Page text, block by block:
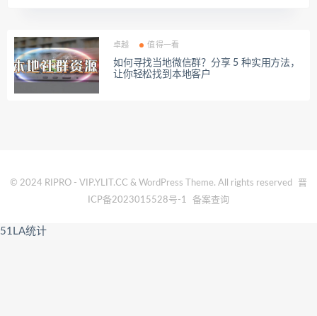
卓越 值得一看
如何寻找当地微信群？分享 5 种实用方法，
让你轻松找到本地客户
© 2024 RIPRO - VIP.YLIT.CC & WordPress Theme. All rights reserved
晋
ICP备2023015528号-1
备案查询
51LA统计